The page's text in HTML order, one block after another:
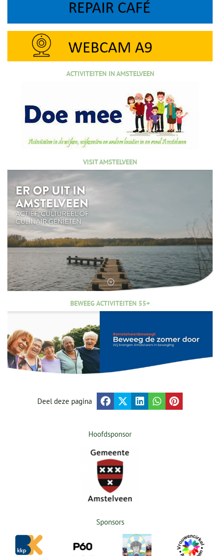
ACTIVITEITEN IN AMSTELVEEN
VISIT AMSTELVEEN
BEWEEG ACTIVITEITEN 55+
Deel deze pagina
Hoofdsponsor
Sponsors